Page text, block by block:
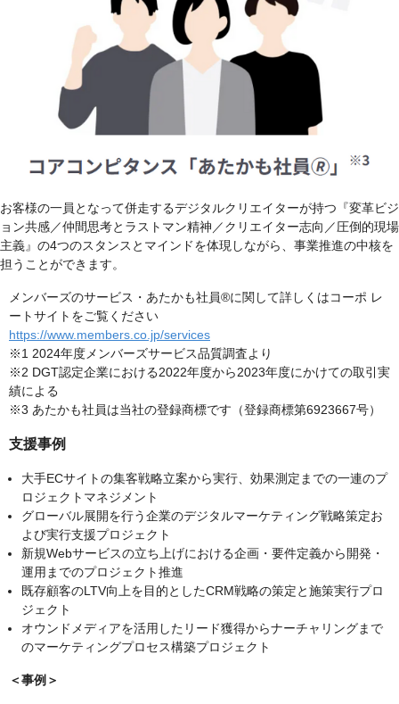
お客様の一員となって併走するデジタルクリエイターが持つ『変革ビジ
ョン共感／仲間思考とラストマン精神／クリエイター志向／圧倒的現場
主義』の4つのスタンスとマインドを体現しながら、事業推進の中核を
担うことができます。
メンバーズのサービス・あたかも社員®に関して詳しくはコーポ レ
ートサイトをご覧ください
https://www.members.co.jp/services
※1 2024年度メンバーズサービス品質調査より
※2 DGT認定企業における2022年度から2023年度にかけての取引実
績による
※3 あたかも社員は当社の登録商標です（登録商標第6923667号）
支援事例
大手ECサイトの集客戦略立案から実行、効果測定までの一連のプ
ロジェクトマネジメント
グローバル展開を行う企業のデジタルマーケティング戦略策定お
よび実行支援プロジェクト
新規Webサービスの立ち上げにおける企画・要件定義から開発・
運用までのプロジェクト推進
既存顧客のLTV向上を目的としたCRM戦略の策定と施策実行プロ
ジェクト
オウンドメディアを活用したリード獲得からナーチャリングまで
のマーケティングプロセス構築プロジェクト
＜事例＞